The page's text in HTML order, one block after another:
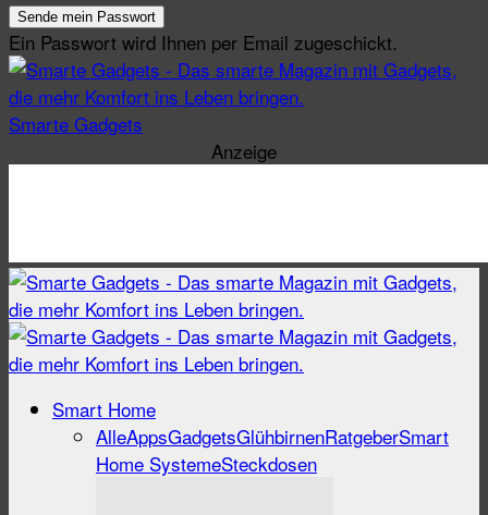
Ein Passwort wird Ihnen per Email zugeschickt.
Smarte Gadgets
Anzeige
Smart Home
AlleAppsGadgetsGlühbirnenRatgeberSmart
Home SystemeSteckdosen